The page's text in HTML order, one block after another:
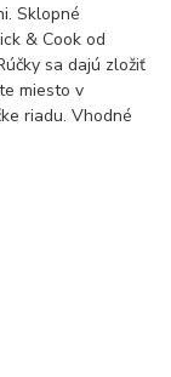
Sklopné
& Cook od
sa dajú zložiť
miesto v
riadu. Vhodné